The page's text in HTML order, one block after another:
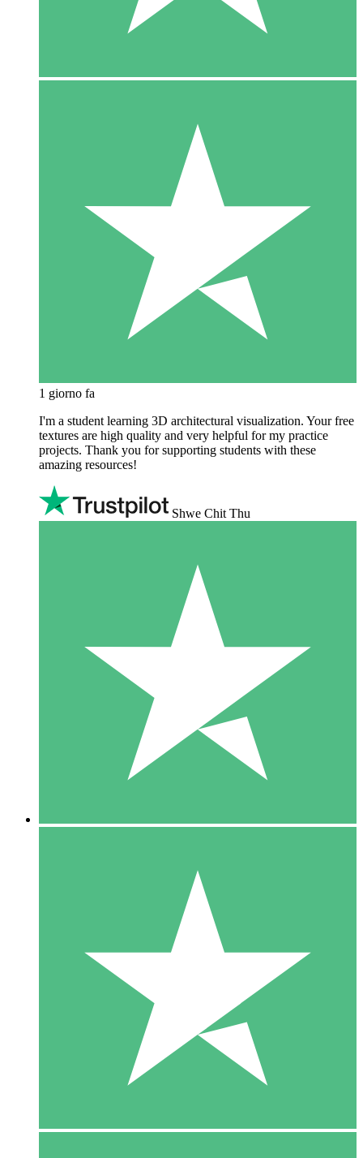
1 giorno fa
I'm a student learning 3D architectural visualization. Your free
textures are high quality and very helpful for my practice
projects. Thank you for supporting students with these
amazing resources!
Shwe Chit Thu